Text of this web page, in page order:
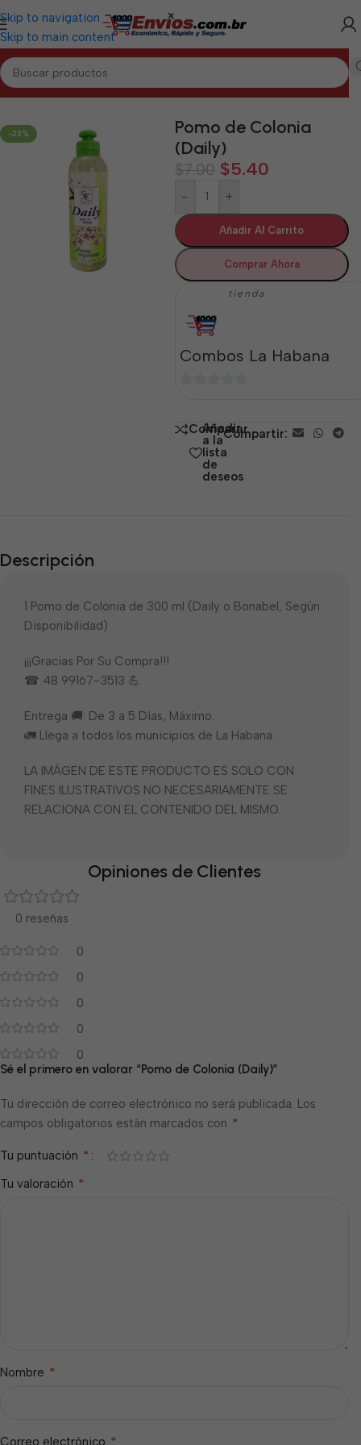
Skip to navigation
Skip to main content
Inicio/LA HABANA/Aseo y Cuidado Personal La Habana
-23%
Pomo de Colonia
(Daily)
$7.00 $5.40
- +
Añadir Al Carrito
Comprar Ahora
tienda
Combos La Habana
5 Comparar
Añadir
a la
lista
de
deseos
Compartir:
Descripción
1 Pomo de Colonia de 300 ml (Daily o Bonabel, Según
Disponibilidad)
¡¡¡Gracias Por Su Compra!!!
☎ 48 99167-3513 💪
Entrega 🚚: De 3 a 5 Días, Máximo.
🚛 Llega a todos los municipios de La Habana.
LA IMÁGEN DE ESTE PRODUCTO ES SOLO CON
FINES ILUSTRATIVOS NO NECESARIAMENTE SE
RELACIONA CON EL CONTENIDO DEL MISMO.
Opiniones de Clientes
0 reseñas
0
0
0
0
0
Sé el primero en valorar “Pomo de Colonia (Daily)”
Tu dirección de correo electrónico no será publicada. Los
campos obligatorios están marcados con *
Tu puntuación *
Tu valoración *
Nombre *
Correo electrónico *